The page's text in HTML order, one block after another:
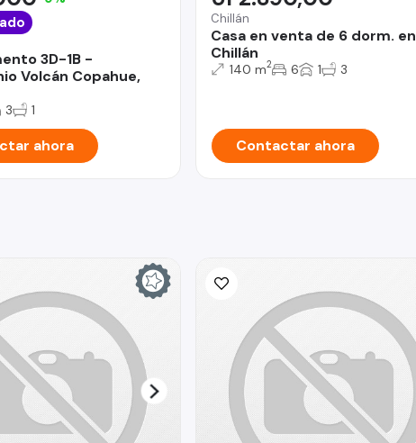
3D-1B -
Volcán Copahue,
3 1
ahora
Chillán
Casa en venta de 6 dorm. en
Chillán
140 m2 6 1 3
Contactar ahora